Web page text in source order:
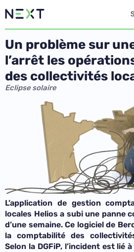
Un problème sur
l’arrêt les
des collectivités
Eclipse solaire
L’application de gestion
locales Helios a subi une panne
d’une semaine. Ce logiciel de
la comptabilité des
Selon la DGFiP, l’incident est lié